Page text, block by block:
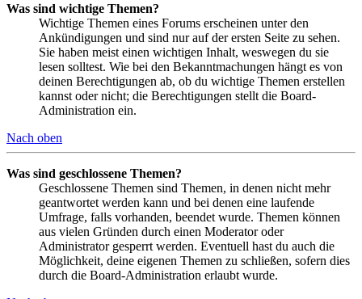
Was sind wichtige Themen?
Wichtige Themen eines Forums erscheinen unter den
Ankündigungen und sind nur auf der ersten Seite zu sehen.
Sie haben meist einen wichtigen Inhalt, weswegen du sie
lesen solltest. Wie bei den Bekanntmachungen hängt es von
deinen Berechtigungen ab, ob du wichtige Themen erstellen
kannst oder nicht; die Berechtigungen stellt die Board-
Administration ein.
Nach oben
Was sind geschlossene Themen?
Geschlossene Themen sind Themen, in denen nicht mehr
geantwortet werden kann und bei denen eine laufende
Umfrage, falls vorhanden, beendet wurde. Themen können
aus vielen Gründen durch einen Moderator oder
Administrator gesperrt werden. Eventuell hast du auch die
Möglichkeit, deine eigenen Themen zu schließen, sofern dies
durch die Board-Administration erlaubt wurde.